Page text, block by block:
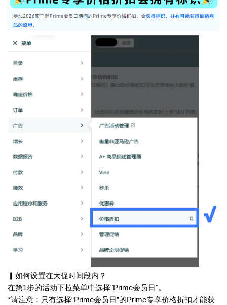
▎如何设置在大促时间段内？
在第1步的活动下拉菜单中选择"Prime会员日"。
*请注意：只有选择“Prime会员日”的Prime专享价格折扣才能获